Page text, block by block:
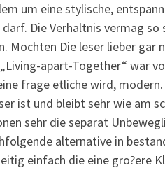
um eine stylische,
Die Verhaltnis vermag so
Mochten Die leser lieber gar
apart-Together“ war
frage etliche wird,
ist und bleibt sehr wie am
sehr die separat
alternative in
einfach die eine gro?ere